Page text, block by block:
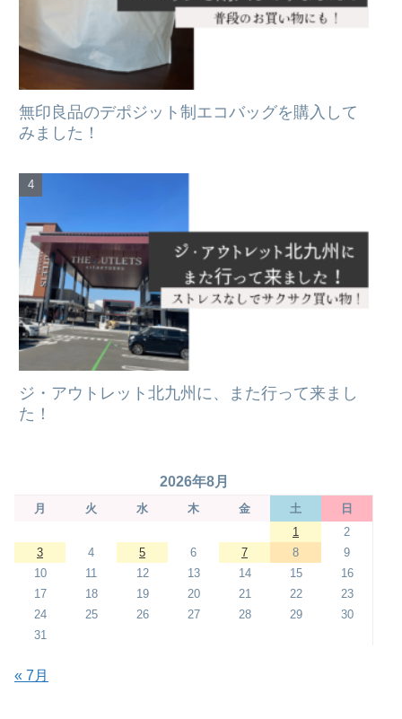
無印良品のデポジット制エコバッグを購入して
みました！
ジ・アウトレット北九州に、また行って来まし
た！
2026年8月
月 火 水 木 金 土
日
1
2
3
4 5 6 7 8
9
10
11 12 13 14 15
16
17
18 19 20 21 22
23
24
25 26 27 28 29
30
31
« 7月